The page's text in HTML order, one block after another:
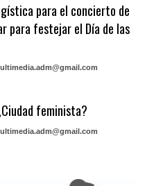
para el concierto de
para festejar el Día de las
feminista?